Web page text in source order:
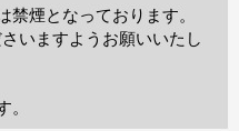
煙となっております。
いますようお願いいたし